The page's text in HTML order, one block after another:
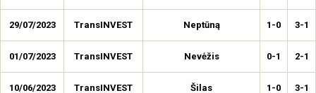
29/07/2023 TransINVEST Neptūną 1-0 3-1
01/07/2023 TransINVEST Nevėžis 0-1 2-1
10/06/2023 TransINVEST Šilas 1-0 3-1